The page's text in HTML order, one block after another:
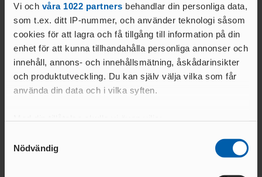
Vi och våra 1022 partners behandlar din personliga data,
som t.ex. ditt IP-nummer, och använder teknologi såsom
cookies för att lagra och få tillgång till information på din
enhet för att kunna tillhandahålla personliga annonser och
innehåll, annons- och innehållsmätning, åskådarinsikter
och produktutveckling. Du kan själv välja vilka som får
använda din data och i vilka syften.
som kan ha en noggrannhet på upp till flera meter
Nödvändig
Andrei Popa, Mariestad klarade 2.00 i sitt tredje försök, bara
centimetern från sitt PB.
HAIS-spelen i Hässleholm 26-28 juli
Här hittade vi Jonathan Rinman, Halmstad som för sjätte gången
under säsongen förbättradeP15-distriktsrekordet i diskus,
denna gång till 55.39!
Björlanda Track & Field Games 27 juli
Endast kastgrenar denna gång på Björlandavallen. Sophie Reid,
Ymer stötte årsbästa 13.37 i kula.